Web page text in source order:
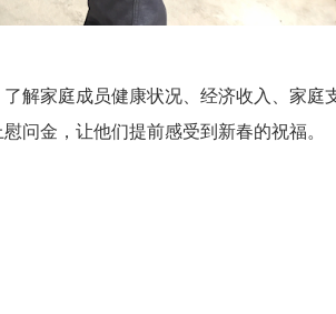
解家庭成员健康状况、经济收入、家庭
问金，让他们提前感受到新春的祝福。